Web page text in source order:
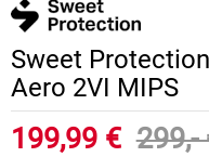
Sweet
Aero 2VI MIPS
199,99 €